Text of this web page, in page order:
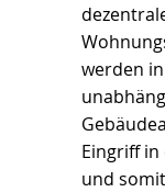
werden
Eingriff
und